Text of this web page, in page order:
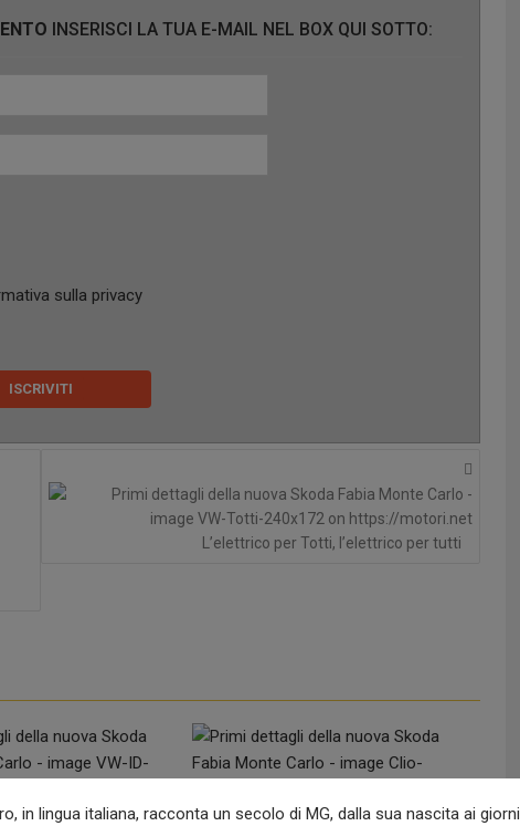
INSERISCI LA TUA E-MAIL NEL BOX QUI SOTTO:
sulla privacy
ISCRIVITI
L’elettrico per Totti, l’elettrico per tutti
Riccardo Arcangeli
11 Luglio 2026 redazione 0
in lingua italiana, racconta un secolo di MG, dalla sua nascita ai giorni